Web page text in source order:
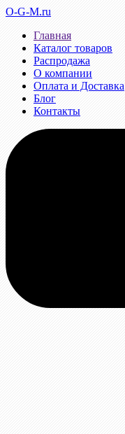
O-G-M.ru
Главная
Каталог товаров
Распродажа
О компании
Оплата и Доставка
Блог
Контакты